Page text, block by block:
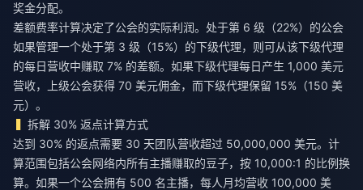
奖金分配。
差额费率计算决定了公会的实际利润。处于第 6 级（22%）的公会
如果管理一个处于第 3 级（15%）的下级代理，则可从该下级代理
的每日营收中赚取 7% 的差额。如果下级代理每日产生 1,000 美元
营收，上级公会获得 70 美元佣金，而下级代理保留 15%（150 美
元）。
拆解 30% 返点计算方式
达到 30% 的返点需要 30 天团队营收超过 50,000,000 美元。计
算范围包括公会网络内所有主播赚取的豆子，按 10,000:1 的比例换
算。如果一个公会拥有 500 名主播，每人月均营收 100,000 美